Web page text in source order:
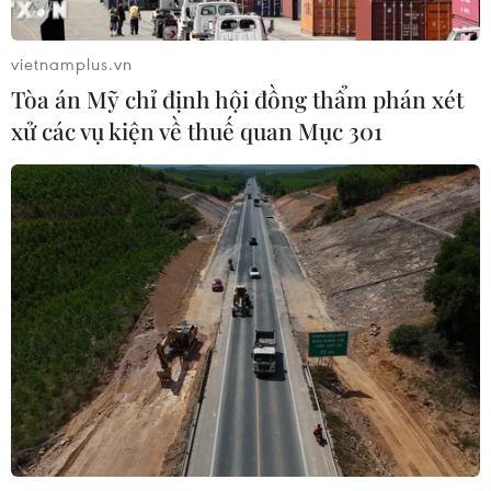
CƠ QUAN CHỦ QUẢN: THÔNG TẤN XÃ VIỆT NAM
Tổng Biên tập: TRẦN TIẾN DUẨN
Phó Tổng Biên tập: NGUYỄN THỊ TÁM, KHÚC THANH
THỦY
Sở hữu trí tuệ
Quy định sử dụng
RSS
Hỗ trợ
vietnamplus.vn
Tòa án Mỹ chỉ định hội đồng thẩm phán xét
xử các vụ kiện về thuế quan Mục 301